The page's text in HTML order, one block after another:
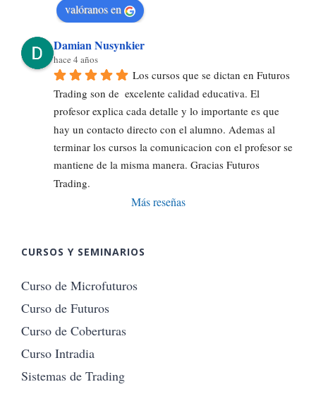
valóranos en
Damian Nusynkier
hace 4 años
Los cursos que se dictan en Futuros
Trading son de  excelente calidad educativa. El
profesor explica cada detalle y lo importante es que
hay un contacto directo con el alumno. Ademas al
terminar los cursos la comunicacion con el profesor se
mantiene de la misma manera. Gracias Futuros
Trading.
Más reseñas
CURSOS Y SEMINARIOS
Curso de Microfuturos
Curso de Futuros
Curso de Coberturas
Curso Intradia
Sistemas de Trading